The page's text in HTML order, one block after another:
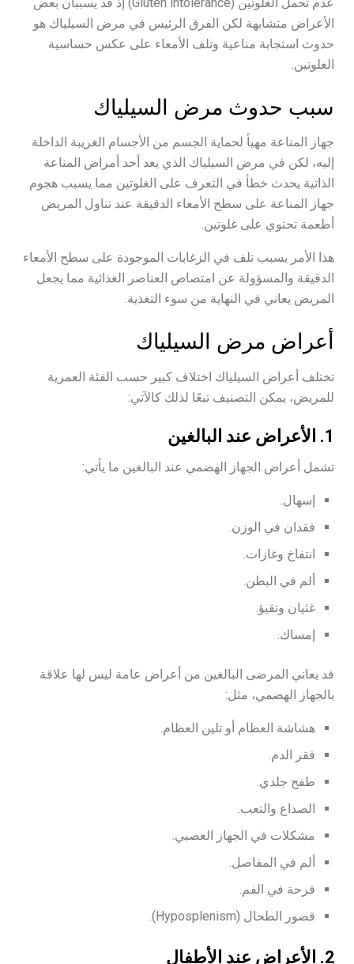
الأعراض متشابهة لكن الفرق الرئيس في مرض السيلياك هو
حدوث استجابة مناعية وتلف الأمعاء على عكس حساسية
الغلوتين.
سبب حدوث مرض السيلياك
جهاز المناعة مهيأ لحماية الجسم من الأجسام الغريبة الداخلة
إليه، لكن في مرض السيلياك الذي يعد أحد أمراض المناعة
الذاتية يحدث خطأ في التعرف على الغلوتين مما يسبب هجوم
جهاز المناعة على سطح الأمعاء الدقيقة عند تناول المريض
أطعمة تحتوي على غلوتين.
هذا الأمر يسبب تلف في الزغابات الموجودة على سطح الأمعاء
الدقيقة والمسؤولة عن امتصاص العناصر الغذائية مما يجعل
المريض يعاني في النهاية من سوء التغذية.
أعراض مرض السيلياك
تختلف أعراض السيلياك اختلاف كبير حسب الفئة العمرية
للمريض، يمكن التصنيف تبعًا لذلك كالآتي:
1. الأعراض عند البالغين
تشمل أعراض الجهاز الهضمي عند البالغين ما يأتي:
إسهال.
فقدان في الوزن.
انتفاخ وغازات.
ألم في البطن.
غثيان وتقيؤ.
إمساك.
قد يعاني المرضى البالغين من أعراض عامة ليس لها علاقة
بالجهاز الهضمي، مثل:
هشاشة العظام أو تلين العظام.
فقر الدم.
طفح جلدي.
الصداع والتعب.
مشكلات في الجهاز العصبي.
ألم في المفاصل.
قرحة في الفم.
قصور الطحال (Hyposplenism).
2. الأعراض عند الأطفال